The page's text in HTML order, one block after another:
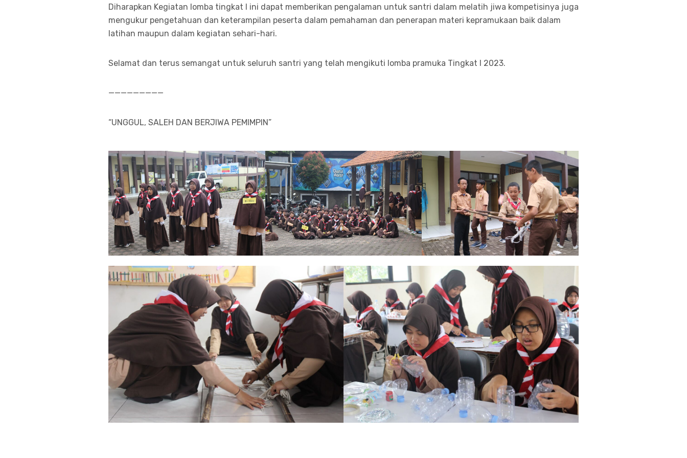
Diharapkan Kegiatan lomba tingkat I ini dapat memberikan pengalaman untuk santri dalam melatih jiwa kompetisinya juga
mengukur pengetahuan dan keterampilan peserta dalam pemahaman dan penerapan materi kepramukaan baik dalam
latihan maupun dalam kegiatan sehari-hari.
Selamat dan terus semangat untuk seluruh santri yang telah mengikuti lomba pramuka Tingkat I 2023.
—————————
“UNGGUL, SALEH DAN BERJIWA PEMIMPIN”